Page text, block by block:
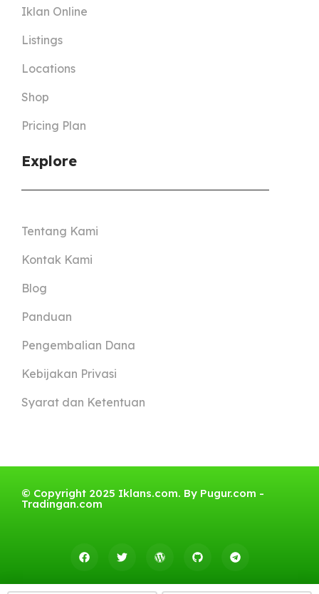
Iklan Online
Listings
Locations
Shop
Pricing Plan
Explore
Tentang Kami
Kontak Kami
Blog
Panduan
Pengembalian Dana
Kebijakan Privasi
Syarat dan Ketentuan
© Copyright 2025 Iklans.com. By Pugur.com -
Tradingan.com